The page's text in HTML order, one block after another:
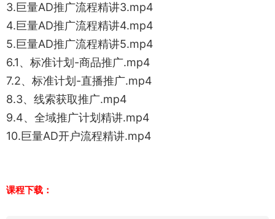
3.巨量AD推广流程精讲3.mp4
4.巨量AD推广流程精讲4.mp4
5.巨量AD推广流程精讲5.mp4
6.1、标准计划-商品推广.mp4
7.2、标准计划-直播推广.mp4
8.3、线索获取推广.mp4
9.4、全域推广计划精讲.mp4
10.巨量AD开户流程精讲.mp4
课程下载：